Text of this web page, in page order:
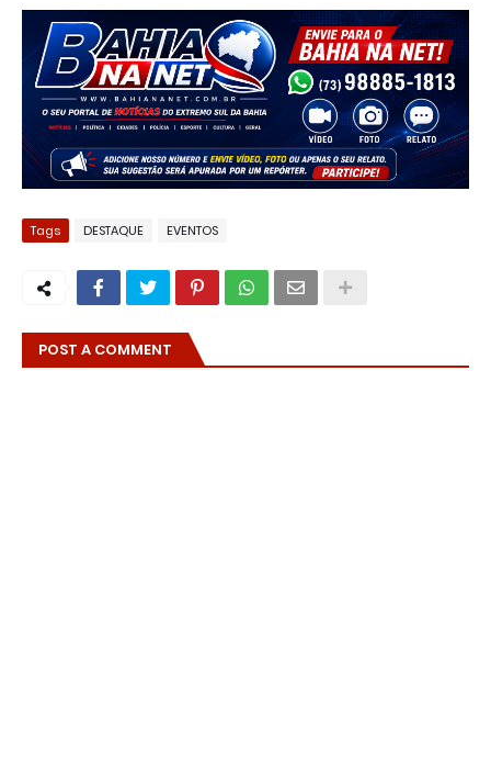
Tags DESTAQUE EVENTOS
POST A COMMENT